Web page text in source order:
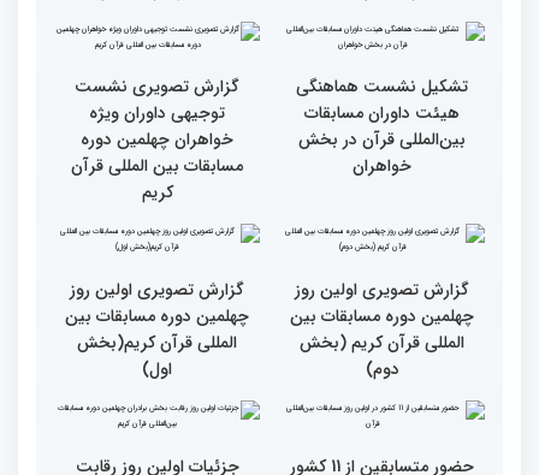
رقابت بخش بانوان چهلمین
دوره مسابقات بین المللی
قرآن آغاز شد
نوبت اجرای شرکت‌کنندگان
مسابقات بین‌المللی قرآن در
بخش خواهران اعلام شد
تشکیل نشست هماهنگی
بین‌المللی قرآن در بخش
خواهران
گزارش تصویری نشست
توجیهی داوران ویژه
خواهران چهلمین دوره
مسابقات بین المللی قرآن
کریم
گزارش تصویری اولین روز
چهلمین دوره مسابقات بین
المللی قرآن کریم (بخش
دوم)
گزارش تصویری اولین روز
چهلمین دوره مسابقات بین
المللی قرآن کریم(بخش
اول)